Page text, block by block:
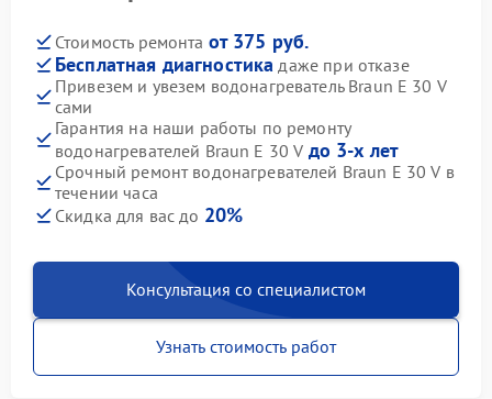
Стоимость ремонта от 375 руб.
Бесплатная диагностика даже при отказе
Привезем и увезем водонагреватель Braun E 30 V
сами
Гарантия на наши работы по ремонту
водонагревателей Braun E 30 V до 3-х лет
Срочный ремонт водонагревателей Braun E 30 V в
течении часа
Скидка для вас до 20%
Консультация со специалистом
Узнать стоимость работ